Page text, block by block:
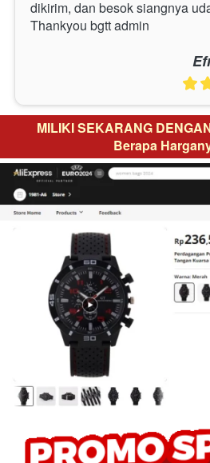
dikirim, dan besok siangnya
Thankyou bgtt admin
MILIKI SEKARANG
Berapa